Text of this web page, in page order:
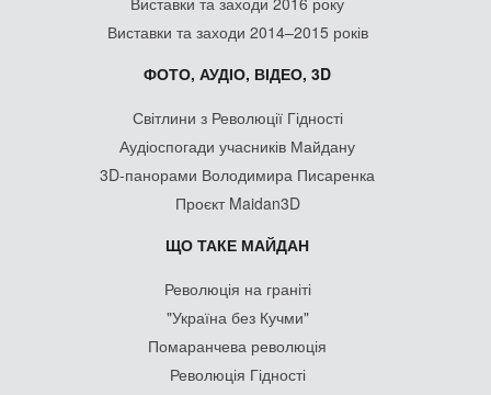
Виставки та заходи 2014–2015 років
ФОТО, АУДІО, ВІДЕО, 3D
Світлини з Революції Гідності
Аудіоспогади учасників Майдану
3D-панорами Володимира Писаренка
Проєкт Maidan3D
ЩО ТАКЕ МАЙДАН
Революція на граніті
"Україна без Кучми"
Помаранчева революція
Революція Гідності